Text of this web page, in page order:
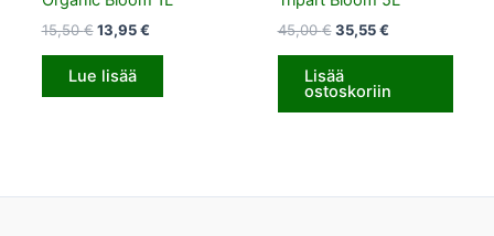
15,50€ 13,95€
Lue lisää
45,00€ 35,55€
Lisää
ostoskoriin